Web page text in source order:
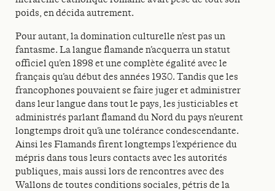
poids, en décida autrement.
Pour autant, la domination culturelle n’est pas un
fantasme. La langue flamande n’acquerra un statut
officiel qu’en 1898 et une complète égalité avec le
français qu’au début des années 1930. Tandis que les
francophones pouvaient se faire juger et administrer
dans leur langue dans tout le pays, les justiciables et
administrés parlant flamand du Nord du pays n’eurent
longtemps droit qu’à une tolérance condescendante.
Ainsi les Flamands firent longtemps l’expérience du
mépris dans tous leurs contacts avec les autorités
publiques, mais aussi lors de rencontres avec des
Wallons de toutes conditions sociales, pétris de la